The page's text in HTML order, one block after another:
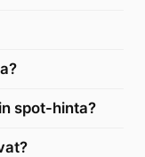
spot-hinta?